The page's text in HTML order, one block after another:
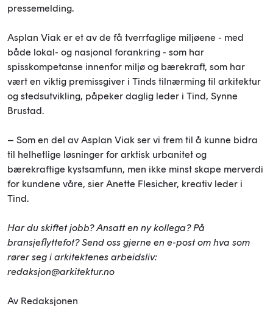
pressemelding.
Asplan Viak er et av de få tverrfaglige miljøene - med
både lokal- og nasjonal forankring - som har
spisskompetanse innenfor miljø og bærekraft, som har
vært en viktig premissgiver i Tinds tilnærming til arkitektur
og stedsutvikling, påpeker daglig leder i Tind, Synne
Brustad.
– Som en del av Asplan Viak ser vi frem til å kunne bidra
til helhetlige løsninger for arktisk urbanitet og
bærekraftige kystsamfunn, men ikke minst skape merverdi
for kundene våre, sier Anette Flesicher, kreativ leder i
Tind.
Har du skiftet jobb? Ansatt en ny kollega? På
bransjeflyttefot? Send oss gjerne en e-post om hva som
rører seg i arkitektenes arbeidsliv:
redaksjon@arkitektur.no
Av Redaksjonen